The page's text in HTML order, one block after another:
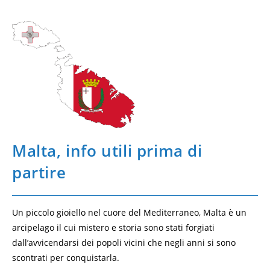
Malta, info utili prima di
partire
Un piccolo gioiello nel cuore del Mediterraneo, Malta è un
arcipelago il cui mistero e storia sono stati forgiati
dall’avvicendarsi dei popoli vicini che negli anni si sono
scontrati per conquistarla.